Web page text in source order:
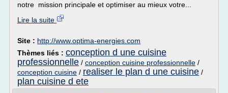
notre mission principale et optimiser au mieux votre...
Lire la suite
Site : http://www.optima-energies.com
Thèmes liés : conception d une cuisine
professionnelle / conception cuisine professionnelle /
conception cuisine / realiser le plan d une cuisine /
plan cuisine d ete